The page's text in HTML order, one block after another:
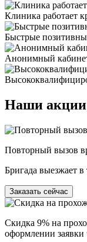
Клиника работает
Быстрые
Анонимный
Наши
Повторный вызов
Бригада выезжает в
Заказать сейчас
Скидка 9% на
оформлении заявки